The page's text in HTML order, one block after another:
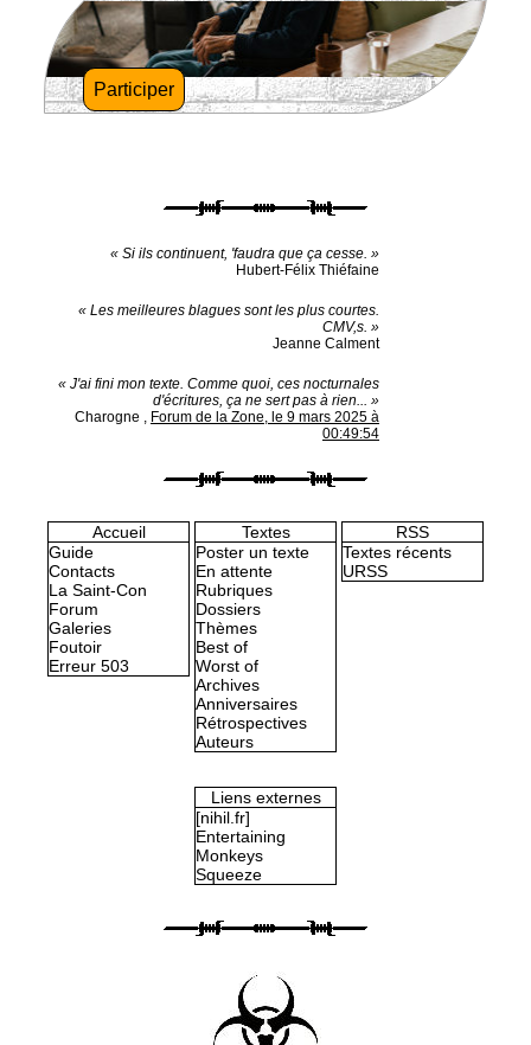
Participer
« Si ils continuent, 'faudra que ça cesse. »
Hubert-Félix Thiéfaine
« Les meilleures blagues sont les plus courtes.
CMV,s. »
Jeanne Calment
« J'ai fini mon texte. Comme quoi, ces nocturnales
d'écritures, ça ne sert pas à rien... »
Charogne , Forum de la Zone, le 9 mars 2025 à
00:49:54
Accueil
Guide
Contacts
La Saint-Con
Forum
Galeries
Foutoir
Erreur 503
Textes
Poster un texte
En attente
Rubriques
Dossiers
Thèmes
Best of
Worst of
Archives
Anniversaires
Rétrospectives
Auteurs
RSS
Textes récents
URSS
Liens externes
[nihil.fr]
Entertaining
Monkeys
Squeeze